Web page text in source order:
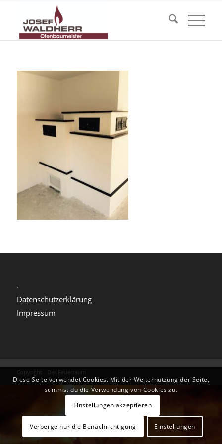
.
Datenschutzerklärung
Impressum
Copyright - Der-Feuerraum
Diese Seite verwendet Cookies. Mit der Weiternutzung der Seite,
stimmst du die Verwendung von Cookies zu.
Einstellungen akzeptieren
Verberge nur die Benachrichtigung Einstellungen